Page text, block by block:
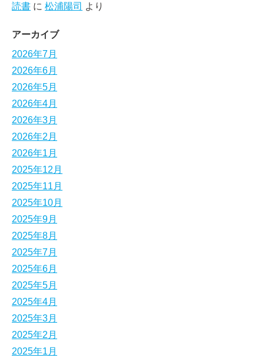
読書 に 松浦陽司 より
アーカイブ
2026年7月
2026年6月
2026年5月
2026年4月
2026年3月
2026年2月
2026年1月
2025年12月
2025年11月
2025年10月
2025年9月
2025年8月
2025年7月
2025年6月
2025年5月
2025年4月
2025年3月
2025年2月
2025年1月